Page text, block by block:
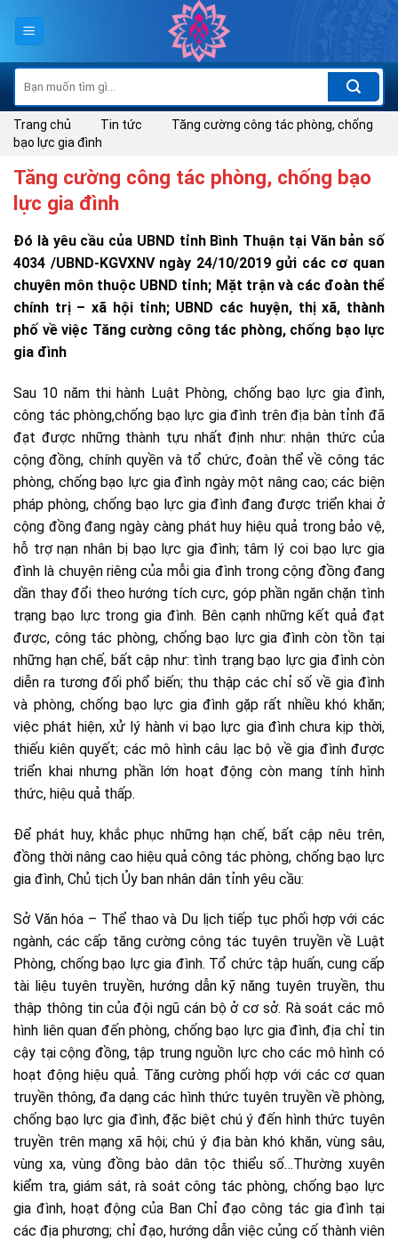
kiếm:
Trang chủ Tin tức
Tăng cường công tác phòng, chống
bạo lực gia đình
Tăng cường công tác phòng, chống bạo
lực gia đình
Đó là yêu cầu của UBND tỉnh Bình Thuận tại Văn bản số
4034 /UBND-KGVXNV ngày 24/10/2019 gửi các cơ quan
chuyên môn thuộc UBND tỉnh; Mặt trận và các đoàn thể
chính trị – xã hội tỉnh; UBND các huyện, thị xã, thành
phố về việc Tăng cường công tác phòng, chống bạo lực
gia đình
Sau 10 năm thi hành Luật Phòng, chống bạo lực gia đình,
công tác phòng,chống bạo lực gia đình trên địa bàn tỉnh đã
đạt được những thành tựu nhất định như: nhận thức của
cộng đồng, chính quyền và tổ chức, đoàn thể về công tác
phòng, chống bạo lực gia đình ngày một nâng cao; các biện
pháp phòng, chống bạo lực gia đình đang được triển khai ở
cộng đồng đang ngày càng phát huy hiệu quả trong bảo vệ,
hỗ trợ nạn nhân bị bạo lực gia đình; tâm lý coi bạo lực gia
đình là chuyện riêng của mỗi gia đình trong cộng đồng đang
dần thay đổi theo hướng tích cực, góp phần ngăn chặn tình
trạng bạo lực trong gia đình. Bên cạnh những kết quả đạt
được, công tác phòng, chống bạo lực gia đình còn tồn tại
những hạn chế, bất cập như: tình trạng bạo lực gia đình còn
diễn ra tương đối phổ biến; thu thập các chỉ số về gia đình
và phòng, chống bạo lực gia đình gặp rất nhiều khó khăn;
việc phát hiện, xử lý hành vi bạo lực gia đình chưa kịp thời,
thiếu kiên quyết; các mô hình câu lạc bộ về gia đình được
triển khai nhưng phần lớn hoạt động còn mang tính hình
thức, hiệu quả thấp.
Để phát huy, khắc phục những hạn chế, bất cập nêu trên,
đồng thời nâng cao hiệu quả công tác phòng, chống bạo lực
gia đình, Chủ tịch Ủy ban nhân dân tỉnh yêu cầu:
Sở Văn hóa – Thể thao và Du lịch tiếp tục phối hợp với các
ngành, các cấp tăng cường công tác tuyên truyền về Luật
Phòng, chống bạo lực gia đình. Tổ chức tập huấn, cung cấp
tài liệu tuyên truyền, hướng dẫn kỹ năng tuyên truyền, thu
thập thông tin của đội ngũ cán bộ ở cơ sở. Rà soát các mô
hình liên quan đến phòng, chống bạo lực gia đình, địa chỉ tin
cậy tại cộng đồng, tập trung nguồn lực cho các mô hình có
hoạt động hiệu quả. Tăng cường phối hợp với các cơ quan
truyền thông, đa dạng các hình thức tuyên truyền về phòng,
chống bạo lực gia đình, đặc biệt chú ý đến hình thức tuyên
truyền trên mạng xã hội; chú ý địa bàn khó khăn, vùng sâu,
vùng xa, vùng đồng bào dân tộc thiểu số…Thường xuyên
kiểm tra, giám sát, rà soát công tác phòng, chống bạo lực
gia đình, hoạt động của Ban Chỉ đạo công tác gia đình tại
các địa phương; chỉ đạo, hướng dẫn việc củng cố thành viên